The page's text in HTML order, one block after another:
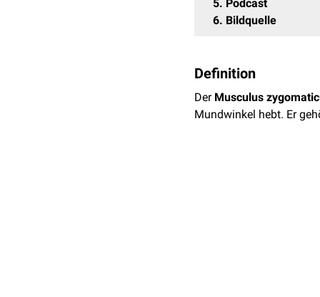
5 Podcast
6 Bildquelle
Definition
Der Musculus
Mundwinkel hebt. Er